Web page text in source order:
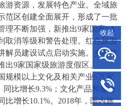
收起
游资源，发展特色产业。全域旅
范区创建全面展开，形成了一批
理不断加强，新推出9家国家5A
取消等级和警告处理。红色旅游
解员建设试点启动实施。乡村旅
9家国家级旅游度假区。
规模以上文化及相关产业6万家
比增长9.3%；文化产品和服务
比增长10.1%。2018年，国内旅